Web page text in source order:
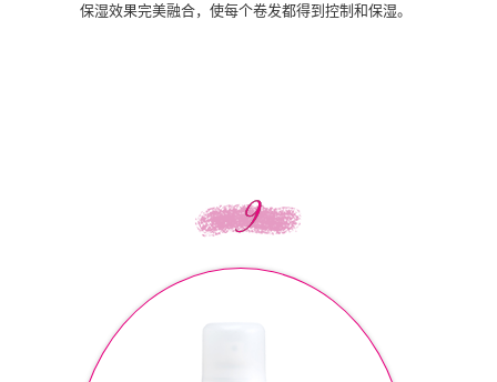
保湿效果完美融合，使每个卷发都得到控制和保湿。